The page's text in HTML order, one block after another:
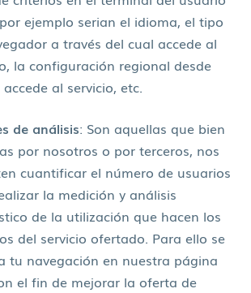
ejemplo serian el idioma, el tipo
a través del cual accede al
la configuración regional desde
al servicio, etc.
de análisis: Son aquellas que bien
por nosotros o por terceros, nos
cuantificar el número de usuarios
la medición y análisis
de la utilización que hacen los
del servicio ofertado. Para ello se
tu navegación en nuestra página
el fin de mejorar la oferta de